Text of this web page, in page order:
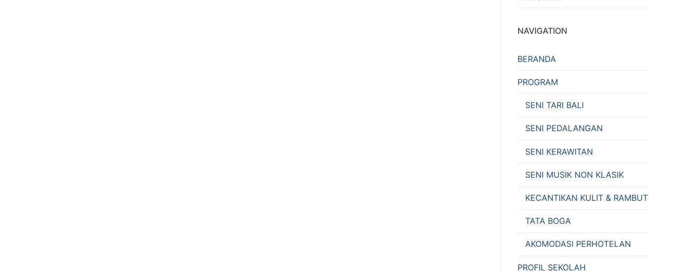
NAVIGATION
BERANDA
PROGRAM
SENI TARI BALI
SENI PEDALANGAN
SENI KERAWITAN
SENI MUSIK NON KLASIK
KECANTIKAN KULIT & RAMBUT
TATA BOGA
AKOMODASI PERHOTELAN
PROFIL SEKOLAH